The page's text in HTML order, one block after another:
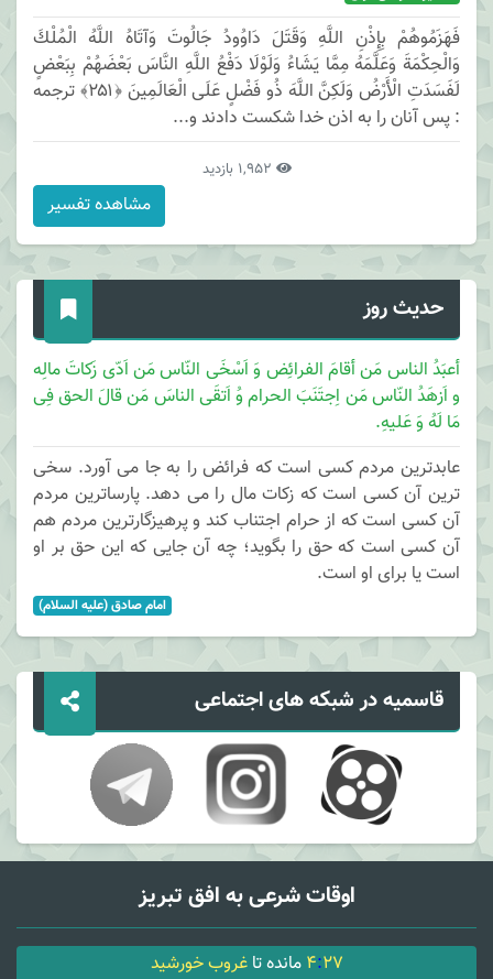
فَهَزَمُوهُمْ بِإِذْنِ اللَّهِ وَقَتَلَ دَاوُودُ جَالُوتَ وَآتَاهُ اللَّهُ الْمُلْكَ
وَالْحِكْمَةَ وَعَلَّمَهُ مِمَّا يَشَاءُ وَلَوْلَا دَفْعُ اللَّهِ النَّاسَ بَعْضَهُمْ بِبَعْضٍ
لَفَسَدَتِ الْأَرْضُ وَلَكِنَّ اللَّهَ ذُو فَضْلٍ عَلَى الْعَالَمِينَ ﴿۲۵۱﴾ ترجمه
: پس آنان را به اذن خدا شكست دادند و...
مشاهده تفسیر
حدیث روز
أعبَدُ الناس مَن أقامَ الفرائِض وَ اَسْخَی النّاس مَن اَدّی زَکاتَ مالِه
و اَزهَدُ النّاس مَن اِجتَنَبَ الحرام وُ اَتقَی الناسَ مَن قالَ الحق فِی
مَا لَهُ وَ عَلیهِ.
عابدترین مردم کسی است که فرائض را به جا می آورد. سخی
ترین آن کسی است که زکات مال را می دهد. پارساترین مردم
آن کسی است که از حرام اجتناب کند و پرهیزگارترین مردم هم
آن کسی است که حق را بگوید؛ چه آن جایی که این حق بر او
است یا برای او است.
امام صادق (علیه السلام)
قاسمیه در شبکه های اجتماعی
اوقات شرعی به افق تبریز
4:27 مانده تاغروب خورشید